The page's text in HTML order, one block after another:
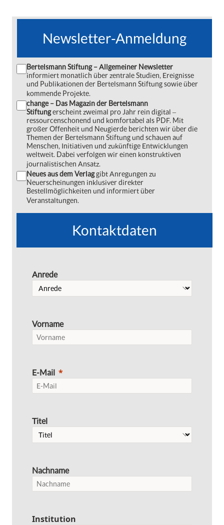
Newsletter-Anmeldung
Bertelsmann Stiftung – Allgemeiner Newsletter
informiert monatlich über zentrale Studien, Ereignisse
und Publikationen der Bertelsmann Stiftung sowie über
kommende Projekte.
change – Das Magazin der Bertelsmann
Stiftungerscheint zweimal pro Jahr rein digital ‒
ressourcenschonend und komfortabel als PDF. Mit
großer Offenheit und Neugierde berichten wir über die
Themen der Bertelsmann Stiftung und schauen auf
Menschen, Initiativen und zukünftige Entwicklungen
weltweit. Dabei verfolgen wir einen konstruktiven
journalistischen Ansatz.
Neues aus dem Verlaggibt Anregungen zu
Neuerscheinungen inklusiver direkter
Bestellmöglichkeiten und informiert über
Veranstaltungen.
Kontaktdaten
Anrede
Vorname
E-Mail
Titel
Nachname
Institution